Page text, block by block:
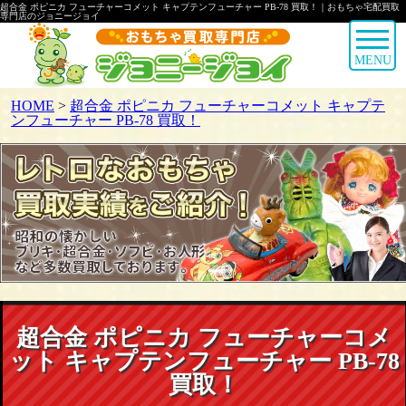
超合金 ポピニカ フューチャーコメット キャプテンフューチャー PB-78 買取！｜おもちゃ宅配買取
専門店のジョニージョイ
MENU
HOME > 超合金 ポピニカ フューチャーコメット キャプテ
ンフューチャー PB-78 買取！
超合金 ポピニカ フューチャーコメ
ット キャプテンフューチャー PB-78
買取！